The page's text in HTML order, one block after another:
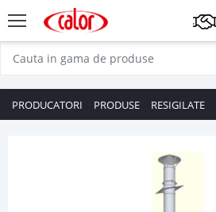
PRODUCATORI PRODUSE RESIGILATE